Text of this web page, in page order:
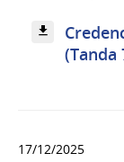
(Tanda
17/12/2025